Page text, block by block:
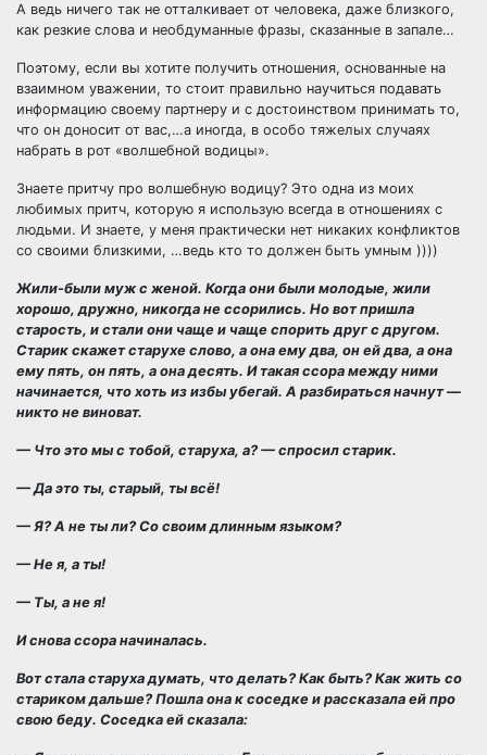
А ведь ничего так не отталкивает от человека, даже близкого,
как резкие слова и необдуманные фразы, сказанные в запале…
Поэтому, если вы хотите получить отношения, основанные на
взаимном уважении, то стоит правильно научиться подавать
информацию своему партнеру и с достоинством принимать то,
что он доносит от вас,…а иногда, в особо тяжелых случаях
набрать в рот «волшебной водицы».
Знаете притчу про волшебную водицу? Это одна из моих
любимых притч, которую я использую всегда в отношениях с
людьми. И знаете, у меня практически нет никаких конфликтов
со своими близкими, …ведь кто то должен быть умным ))))
Жили-были муж с женой. Когда они были молодые, жили
хорошо, дружно, никогда не ссорились. Но вот пришла
старость, и стали они чаще и чаще спорить друг с другом.
Старик скажет старухе слово, а она ему два, он ей два, а она
ему пять, он пять, а она десять. И такая ссора между ними
начинается, что хоть из избы убегай. А разбираться начнут —
никто не виноват.
— Что это мы с тобой, старуха, а? — спросил старик.
— Да это ты, старый, ты всё!
— Я? А не ты ли? Со своим длинным языком?
— Не я, а ты!
— Ты, а не я!
И снова ссора начиналась.
Вот стала старуха думать, что делать? Как быть? Как жить со
стариком дальше? Пошла она к соседке и рассказала ей про
свою беду. Соседка ей сказала: